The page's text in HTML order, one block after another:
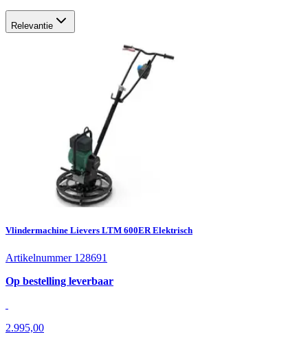
Relevantie
Vlindermachine Lievers LTM 600ER Elektrisch
Artikelnummer 128691
Op bestelling leverbaar
2.995,00